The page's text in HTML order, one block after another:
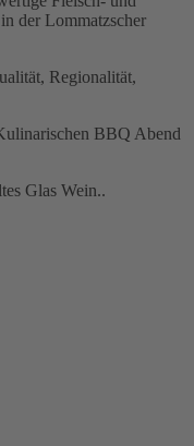
der Lommatzscher
Regionalität,
BBQ Abend
Glas Wein..